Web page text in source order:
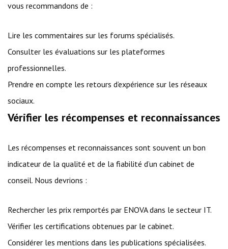
vous recommandons de :
Lire les commentaires sur les forums spécialisés.
Consulter les évaluations sur les plateformes
professionnelles.
Prendre en compte les retours d’expérience sur les réseaux
sociaux.
Vérifier les récompenses et reconnaissances
Les récompenses et reconnaissances sont souvent un bon
indicateur de la qualité et de la fiabilité d’un cabinet de
conseil. Nous devrions :
Rechercher les prix remportés par ENOVA dans le secteur IT.
Vérifier les certifications obtenues par le cabinet.
Considérer les mentions dans les publications spécialisées.